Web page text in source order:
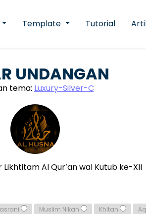
Template Tutorial
UNDANGAN
tema: Luxury-Silver-C
Al Qur’an wal Kutub ke-XII
Muslim Nikah Khitan